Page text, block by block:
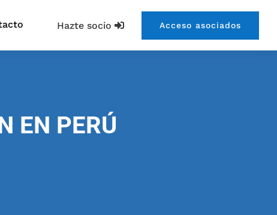
Hazte socio Acceso asociados
EN PERÚ